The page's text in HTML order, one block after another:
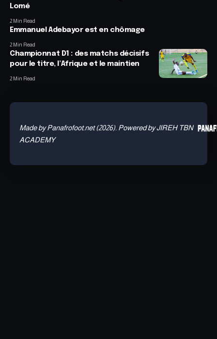
Lomé
2 Min Read
Emmanuel Adebayor est en chômage
2 Min Read
Championnat D1 : des matchs décisifs
pour le titre, l’Afrique et le maintien
2 Min Read
Made by Panafrofoot.net (2026). Powered by JIREH TBN
ACADEMY